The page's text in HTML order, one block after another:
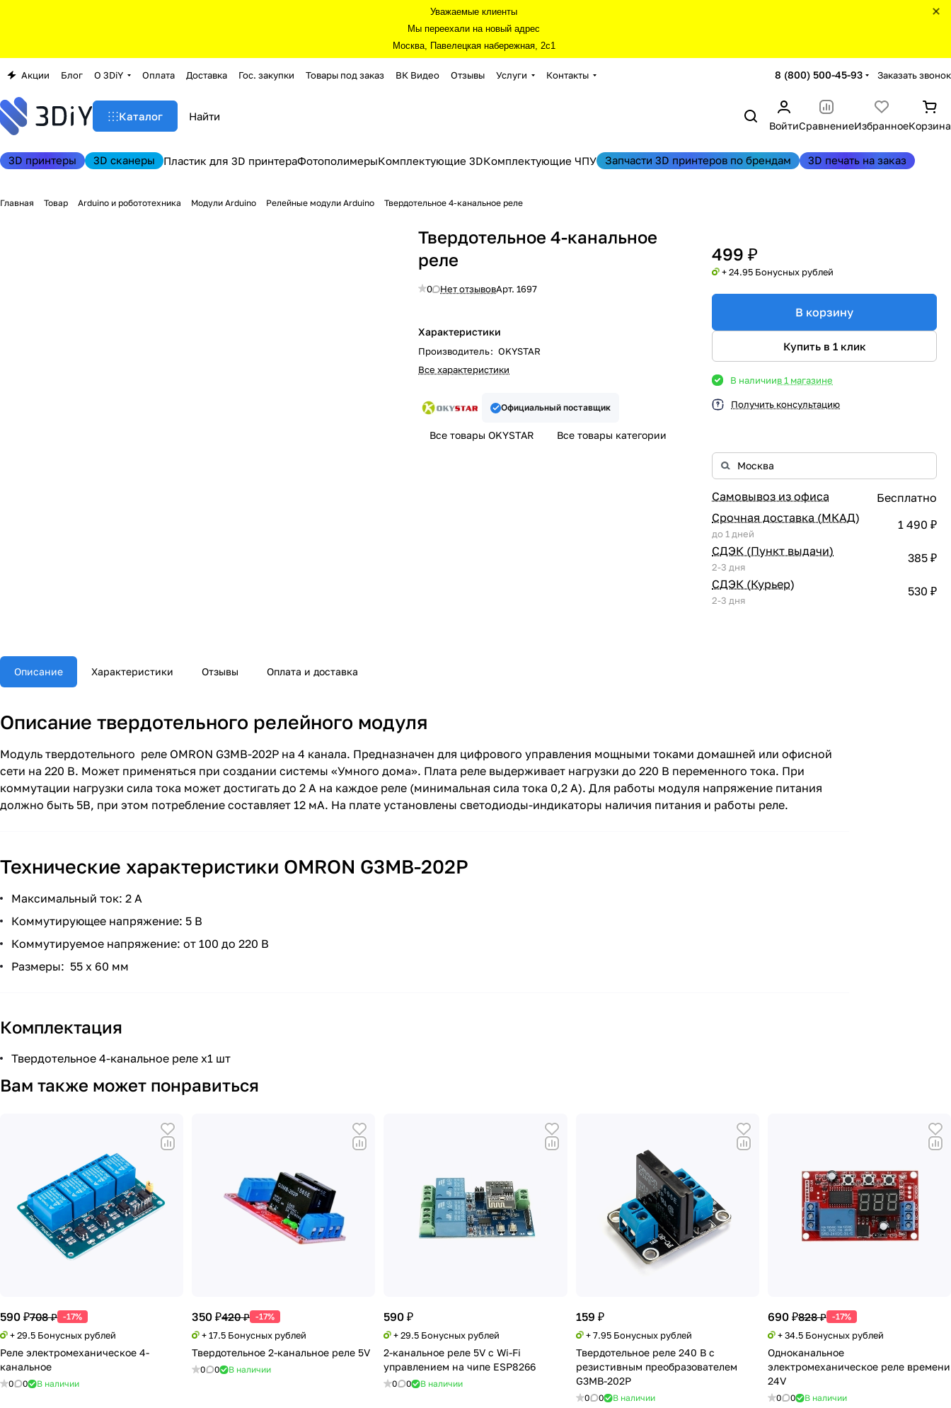
Уважаемые клиенты
Мы переехали на новый адрес
Москва, Павелецкая набережная, 2с1
Акции Блог О 3DiY Оплата Доставка Гос. закупки Товары под заказ ВК Видео Отзывы Услуги Контакты 8 (800) 500-45-93 Заказать звонок
Каталог
ВойтиСравнениеИзбранноеКорзина
3D принтеры 3D сканеры Пластик для 3D принтераФотополимерыКомплектующие 3DКомплектующие ЧПУ Запчасти 3D принтеров по брендам 3D печать на заказ
Главная Товар Arduino и робототехника Модули Arduino Релейные модули Arduino Твердотельное 4-канальное реле
Твердотельное 4-канальное
реле
0 Нет отзывовАрт.1697
Характеристики
Производитель: OKYSTAR
Все характеристики
Официальный поставщик
Все товары OKYSTAR Все товары категории
499 ₽
+ 24.95 Бонусных рублей
В корзину
Купить в 1 клик
В наличиив 1 магазине
Получить консультацию
Самовывоз из офиса
Бесплатно
Срочная доставка (МКАД)
до 1 дней
1 490 ₽
СДЭК (Пункт выдачи)
2-3 дня
385 ₽
СДЭК (Курьер)
2-3 дня
530 ₽
Описание Характеристики Отзывы Оплата и доставка
Описание твердотельного релейного модуля
Модуль твердотельного реле OMRON G3MB-202P на 4 канала. Предназначен для цифрового управления мощными токами домашней или офисной
сети на 220 В. Может применяться при создании системы «Умного дома». Плата реле выдерживает нагрузки до 220 В переменного тока. При
коммутации нагрузки сила тока может достигать до 2 А на каждое реле (минимальная сила тока 0,2 А). Для работы модуля напряжение питания
должно быть 5В, при этом потребление составляет 12 мА. На плате установлены светодиоды-индикаторы наличия питания и работы реле.
Технические характеристики OMRON G3MB-202P
Максимальный ток: 2 А
Коммутирующее напряжение: 5 В
Коммутируемое напряжение: от 100 до 220 В
Размеры: 55 х 60 мм
Комплектация
Твердотельное 4-канальное реле x1 шт
Вам также может понравиться
590 ₽708 ₽ -17%
+ 29.5 Бонусных рублей
Реле электромеханическое 4-
канальное
0 0 В наличии
350 ₽420 ₽ -17%
+ 17.5 Бонусных рублей
Твердотельное 2-канальное реле 5V
0 0 В наличии
590 ₽
+ 29.5 Бонусных рублей
2-канальное реле 5V с Wi-Fi
управлением на чипе ESP8266
0 0 В наличии
159 ₽
+ 7.95 Бонусных рублей
Твердотельное реле 240 В с
резистивным преобразователем
G3MB-202P
0 0 В наличии
690 ₽828 ₽ -17%
+ 34.5 Бонусных рублей
Одноканальное
электромеханическое реле времени
24V
0 0 В наличии